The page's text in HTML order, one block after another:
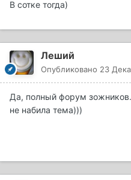
В сотке тогда)
Леший
Опубликовано 23
Да, полный форум
не набила тема)))